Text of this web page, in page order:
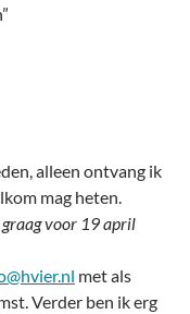
alleen ontvang ik
mag heten.
graag voor 19 april
met als
Verder ben ik erg